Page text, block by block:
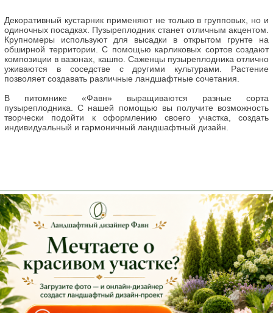
Декоративный кустарник применяют не только в групповых, но и
одиночных посадках. Пузыреплодник станет отличным акцентом.
Крупномеры используют для высадки в открытом грунте на
обширной территории. С помощью карликовых сортов создают
композиции в вазонах, кашпо. Саженцы пузыреплодника отлично
уживаются в соседстве с другими культурами. Растение
позволяет создавать различные ландшафтные сочетания.
В питомнике «Фавн» выращиваются разные сорта
пузыреплодника. С нашей помощью вы получите возможность
творчески подойти к оформлению своего участка, создать
индивидуальный и гармоничный ландшафтный дизайн.